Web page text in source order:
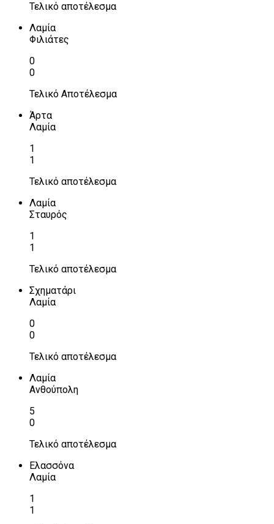
Τελικό αποτέλεσμα
Λαμία
Φιλιάτες
0
0
Τελικό Αποτέλεσμα
Άρτα
Λαμία
1
1
Τελικό αποτέλεσμα
Λαμία
Σταυρός
1
1
Τελικό αποτέλεσμα
Σχηματάρι
Λαμία
0
0
Τελικό αποτέλεσμα
Λαμία
Ανθούπολη
5
0
Τελικό αποτέλεσμα
Ελασσόνα
Λαμία
1
1